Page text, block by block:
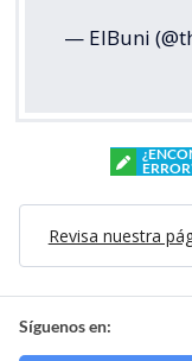
— ElBuni
Revisa nuestra
Síguenos en: